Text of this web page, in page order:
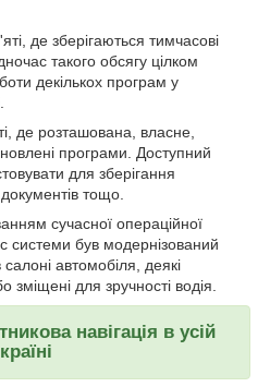
де зберігаються тимчасові
такого обсягу цілком
декількох програм у
де розташована, власне,
програми. Доступний
для зберігання
тощо.
сучасної операційної
системи був модернізований
автомобіля, деякі
для зручності водія.
навігація в усій
країні